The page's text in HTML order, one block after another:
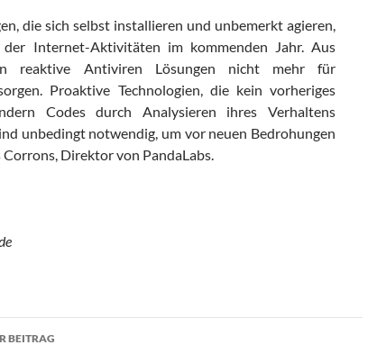
die sich selbst installieren und unbemerkt agieren,
Internet-Aktivitäten im kommenden Jahr. Aus
reaktive Antiviren Lösungen nicht mehr für
Proaktive Technologien, die kein vorheriges
Codes durch Analysieren ihres Verhaltens
unbedingt notwendig, um vor neuen Bedrohungen
Corrons, Direktor von PandaLabs.
BEITRAG